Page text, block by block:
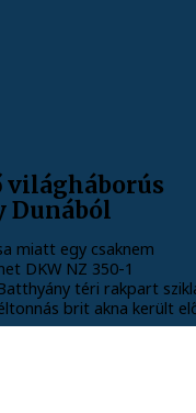
világháborús
Dunából
miatt egy csaknem
DKW NZ 350-1
téri rakpart
brit akna került